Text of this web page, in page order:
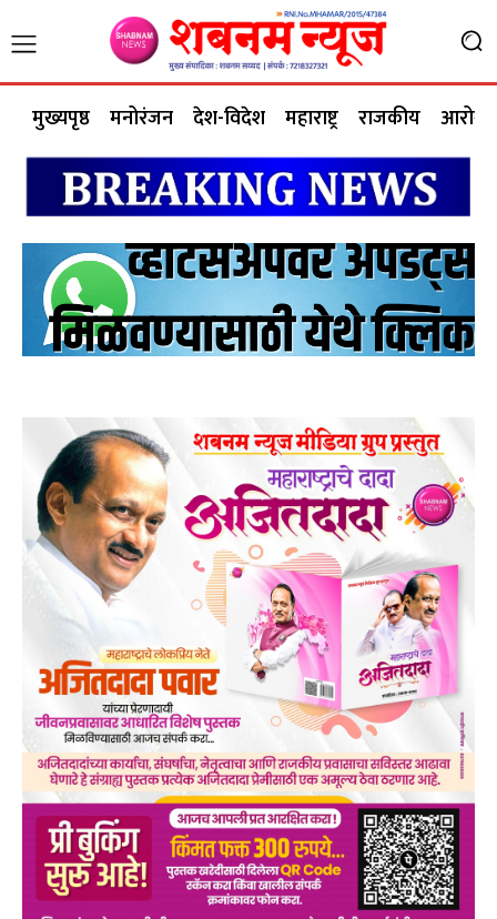
मुख्यपृष्ठ मनोरंजन देश-विदेश महाराष्ट्र राजकीय आरोग्य